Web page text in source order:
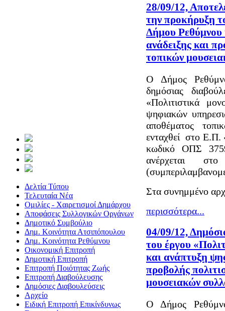
Δελτία Τύπου
Τελευταία Νέα
Ομιλίες - Χαιρετισμοί Δημάρχου
Αποφάσεις Συλλογικών Οργάνων
Δημοτικό Συμβούλιο
Δημ. Κοινότητα Ατσιπόπουλου
Δημ. Κοινότητα Ρεθύμνου
Οικονομική Επιτροπή
Δημοτική Επιτροπή
Επιτροπή Ποιότητας Ζωής
Επιτροπή Διαβούλευσης
Δημόσιες Διαβουλεύσεις
Αρχείο
Ειδική Επιτροπή Επικίνδυνως
28/09/12,
την προκήρυξη
Δήμου Ρεθύμνου
ανάδειξης και
τοπικών
Ο Δήμος
δημόσιας
«Πολιτιστικά
ψηφιακών
αποθέματος
ενταχθεί στο
κωδικό ΟΠΣ
ανέρχεται
Στα συνημμένο
περισσότερα...
04/09/12,
του έργου
και ανάπτυξη
προβολής
μουσειακών
Ο Δήμος